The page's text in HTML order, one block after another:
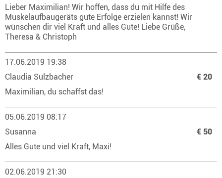
Lieber Maximilian! Wir hoffen, dass du mit Hilfe des
Muskelaufbaugeräts gute Erfolge erzielen kannst! Wir
wünschen dir viel Kraft und alles Gute! Liebe Grüße,
Theresa & Christoph
17.06.2019 19:38
Claudia Sulzbacher
€ 20
Maximilian, du schaffst das!
05.06.2019 08:17
Susanna
€ 50
Alles Gute und viel Kraft, Maxi!
02.06.2019 21:30